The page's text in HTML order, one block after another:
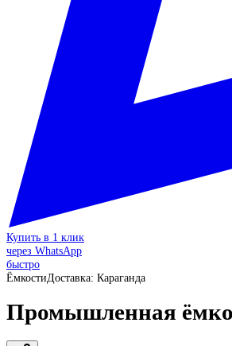
Купить в 1 клик
через WhatsApp
быстро
ЁмкостиДоставка: Караганда
Промышленная